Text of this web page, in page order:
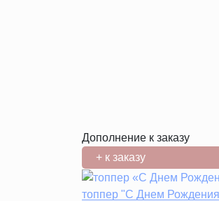
Дополнение к заказу
+ к заказу
топпер "С Днем